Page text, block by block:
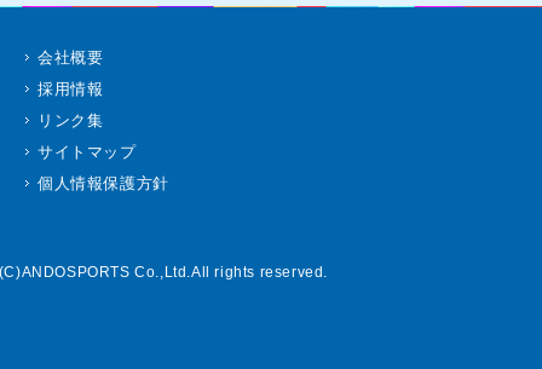
会社概要
採用情報
リンク集
サイトマップ
個人情報保護方針
Co.,Ltd.All rights reserved.